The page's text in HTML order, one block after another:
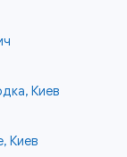
Киев
Киев